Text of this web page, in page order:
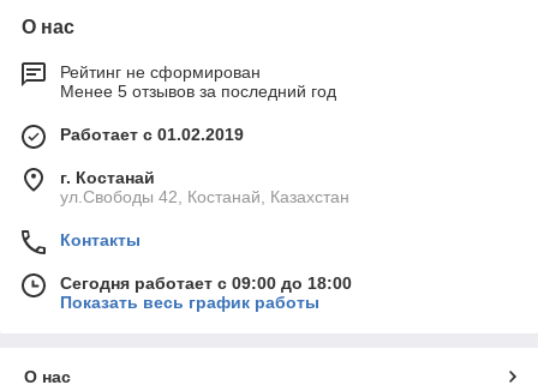
О нас
Рейтинг не сформирован
Менее 5 отзывов за последний год
Работает с 01.02.2019
г. Костанай
ул.Свободы 42, Костанай, Казахстан
Контакты
Сегодня работает с 09:00 до 18:00
Показать весь график работы
О нас